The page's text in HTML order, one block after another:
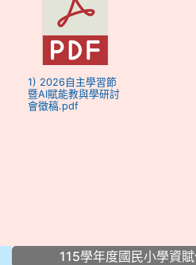
1) 2026自主學習節
暨AI賦能教與學研討
會徵稿.pdf
::: 115學年度國民小學資